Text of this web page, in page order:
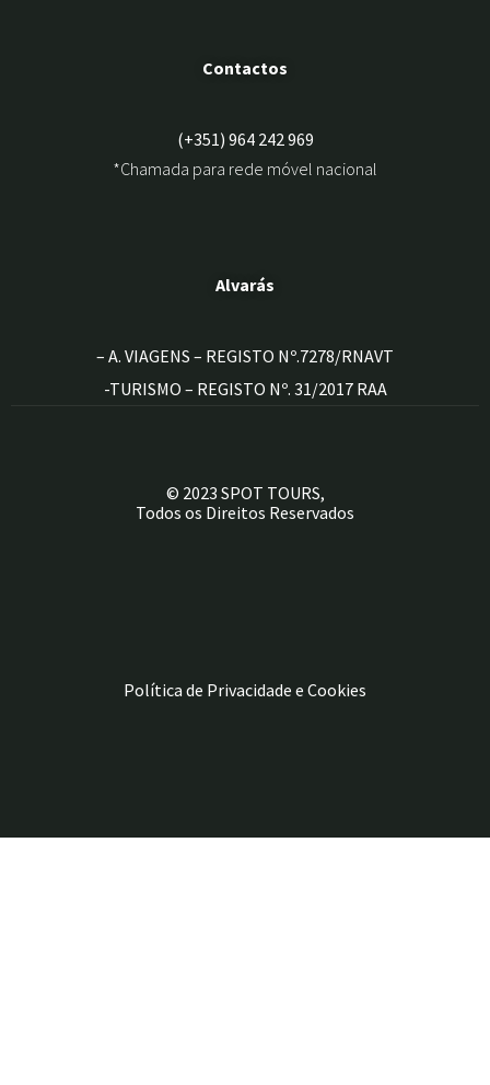
Contactos
(+351) 964 242 969
*Chamada para rede móvel nacional
Alvarás
– A. VIAGENS – REGISTO Nº.7278/RNAVT
-TURISMO – REGISTO Nº. 31/2017 RAA
© 2023 SPOT TOURS,
Todos os Direitos Reservados
Política de Privacidade e Cookies